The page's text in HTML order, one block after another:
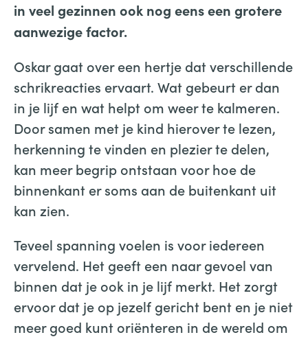
in veel gezinnen ook nog eens een grotere
aanwezige factor.
Oskar gaat over een hertje dat verschillende
schrikreacties ervaart. Wat gebeurt er dan
in je lijf en wat helpt om weer te kalmeren.
Door samen met je kind hierover te lezen,
herkenning te vinden en plezier te delen,
kan meer begrip ontstaan voor hoe de
binnenkant er soms aan de buitenkant uit
kan zien.
Teveel spanning voelen is voor iedereen
vervelend. Het geeft een naar gevoel van
binnen dat je ook in je lijf merkt. Het zorgt
ervoor dat je op jezelf gericht bent en je niet
meer goed kunt oriënteren in de wereld om